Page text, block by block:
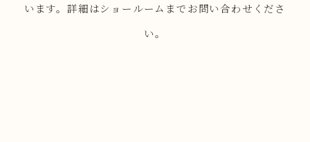
います。詳細はショールームまでお問い合わせくださ
い。